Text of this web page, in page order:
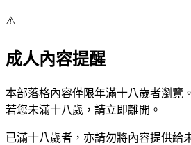
⚠️
成人內容提醒
本部落格內容僅限年滿十八歲者瀏覽。
若您未滿十八歲，請立即離開。
已滿十八歲者，亦請勿將內容提供給